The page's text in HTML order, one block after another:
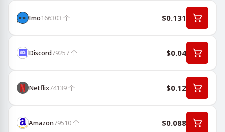
Imo166303 个 $0.131
Discord79257个 $0.04
Netflix74139个 $0.12
Amazon79510个 $0.088